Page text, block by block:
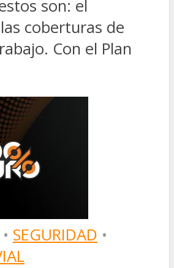
son: el
coberturas de
Con el Plan
• SEGURIDAD •